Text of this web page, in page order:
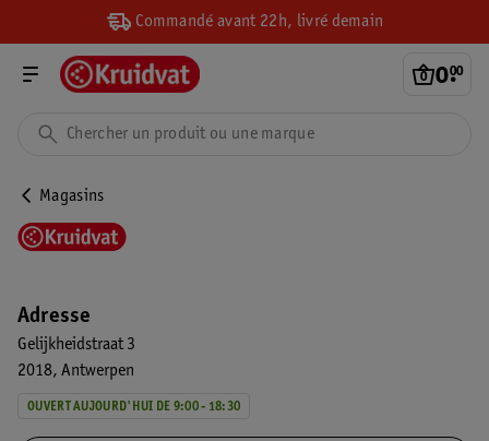
Commandé avant 22h, livré demain
0.
00
Magasins
Adresse
Gelijkheidstraat 3
2018 Antwerpen
OUVERT AUJOURD'HUI DE 9:00 - 18:30